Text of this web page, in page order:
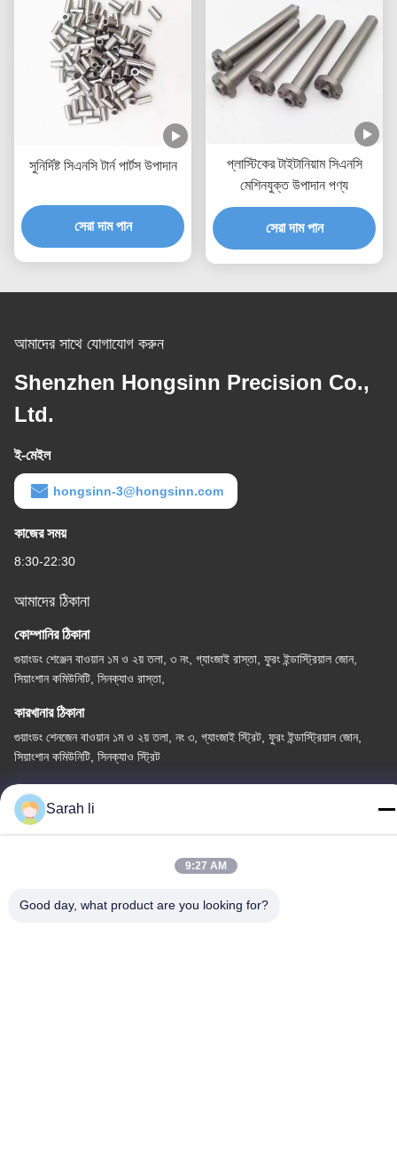
সুনির্দিষ্ট সিএনসি টার্ন পার্টস উপাদান
সেরা দাম পান
প্লাস্টিকের টাইটানিয়াম সিএনসি
মেশিনযুক্ত উপাদান পণ্য
সেরা দাম পান
আমাদের সাথে যোগাযোগ করুন
Shenzhen Hongsinn Precision Co.,
Ltd.
ই-মেইল
hongsinn-3@hongsinn.com
কাজের সময়
8:30-22:30
আমাদের ঠিকানা
কোম্পানির ঠিকানা
গুয়াংডং শেঞ্জেন বাওয়ান ১ম ও ২য় তলা, ৩ নং, গ্যাংজাই রাস্তা, ফুরং ইন্ডাস্ট্রিয়াল জোন,
সিয়াংশান কমিউনিটি, সিনক্যাও রাস্তা,
কারখানার ঠিকানা
গুয়াংডং শেনজেন বাওয়ান ১ম ও ২য় তলা, নং ৩, গ্যাংজাই স্ট্রিট, ফুরং ইন্ডাস্ট্রিয়াল জোন,
সিয়াংশান কমিউনিটি, সিনক্যাও স্ট্রিট
টেল
86-0755-27097532-8:30
Sarah li
9:27 AM
Good day, what product are you looking for?